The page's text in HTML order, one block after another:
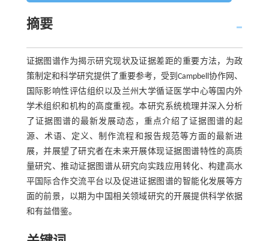
摘要
证据图谱作为揭示研究现状及证据差距的重要方法，为政
策制定和科学研究提供了重要参考，受到Campbell协作网、
国际影响性评估组织以及兰州大学循证医学中心等国内外
学术组织和机构的高度重视。本研究系统梳理并深入分析
了证据图谱的最新发展动态，重点介绍了证据图谱的起
源、术语、定义、制作流程和报告规范等方面的最新进
展，并展望了研究者在未来开展体现证据图谱特性的高质
量研究、推动证据图谱从研究向实践应用转化、构建高水
平国际合作交流平台以及促进证据图谱的智能化发展等方
面的前景，以期为中国相关领域研究的开展提供科学依据
和有益借鉴。